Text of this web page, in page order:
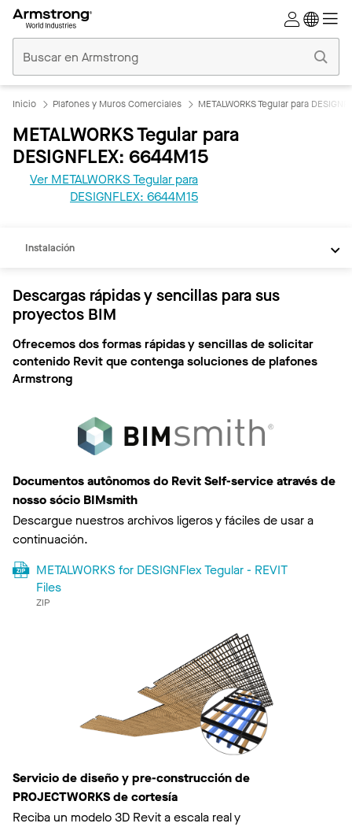
Comerciales
Inicio
Inicio Plafones y Muros Comerciales METALWORKS Tegular para
METALWORKS Tegular para
DESIGNFLEX: 6644M15
Ver METALWORKS Tegular para
DESIGNFLEX: 6644M15
Instalación
Descargas rápidas y sencillas para sus
proyectos BIM
Ofrecemos dos formas rápidas y sencillas de solicitar
contenido Revit que contenga soluciones de plafones
Armstrong
Documentos autônomos do Revit Self-service através de
nosso sócio BIMsmith
Descargue nuestros archivos ligeros y fáciles de usar a
continuación.
METALWORKS for DESIGNFlex Tegular - REVIT
Files
ZIP
Servicio de diseño y pre-construcción de
PROJECTWORKS de cortesía
Reciba un modelo 3D Revit a escala real y